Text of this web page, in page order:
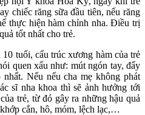
chiếc răng sữa đầu tiên, nếu răng
thực hiện hàm chỉnh nha. Điều trị
tốt nhất cho trẻ.
tuổi, cấu trúc xương hàm của trẻ
quen xấu như: mút ngón tay, đẩy
Nếu nếu cha mẹ không phát
sĩ nha khoa thì sẽ ảnh hưởng tới
trẻ, từ đó gây ra những hậu quả
cắn, hô, móm, lệch lạc,…